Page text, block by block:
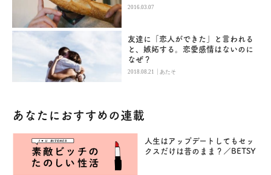
2016.03.07
友達に「恋人ができた」と言われる
と、嫉妬する。恋愛感情はないのに
なぜ？
2018.08.21 |あたそ
あなたにおすすめの連載
人生はアップデートしてもセッ
クスだけは昔のまま？／BETSY